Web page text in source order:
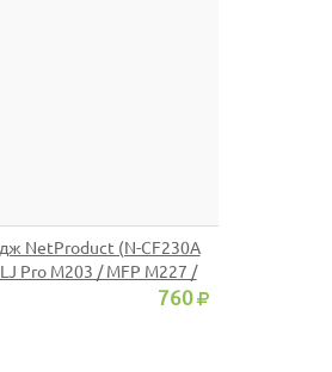
NetProduct (N-CF230A
Pro M203 / MFP M227 /
264dw / 267dw, 1,6K760